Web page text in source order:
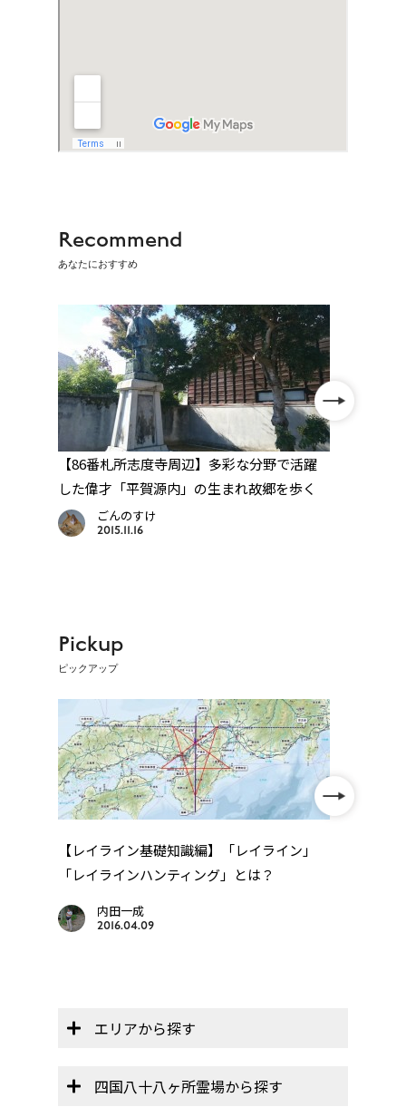
Recommend
あなたにおすすめ
【86番札所志度寺周辺】多彩な分野で活躍
した偉才「平賀源内」の生まれ故郷を歩く
ごんのすけ
2015.11.16
Pickup
ピックアップ
【レイライン基礎知識編】「レイライン」
「レイラインハンティング」とは？
内田一成
2016.04.09
エリアから探す
四国八十八ヶ所霊場から探す